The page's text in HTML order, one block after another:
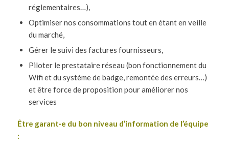
réglementaires…),
Optimiser nos consommations tout en étant en veille
du marché,
Gérer le suivi des factures fournisseurs,
Piloter le prestataire réseau (bon fonctionnement du
Wifi et du système de badge, remontée des erreurs…)
et être force de proposition pour améliorer nos
services
Être garant·e du bon niveau d’information de l’équipe
: